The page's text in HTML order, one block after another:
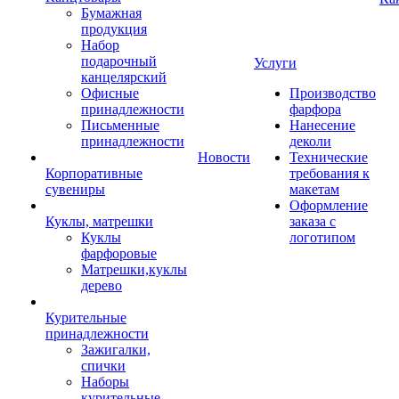
Бумажная
продукция
Набор
подарочный
канцелярский
Офисные
принадлежности
Письменные
принадлежности
Корпоративные
сувениры
Куклы, матрешки
Куклы
фарфоровые
Матрешки,куклы
дерево
Курительные
принадлежности
Зажигалки,
спички
Наборы
Новости
Услуги
Производство
фарфора
Нанесение
деколи
Технические
требования к
макетам
Оформление
заказа с
логотипом